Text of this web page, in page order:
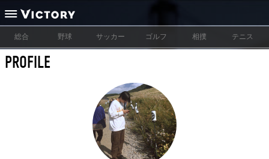
総合 野球 サッカー ゴルフ 相撲 テニス
PROFILE